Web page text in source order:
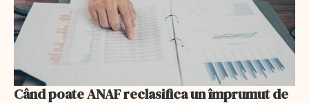
Când poate ANAF reclasifica un împrumut de